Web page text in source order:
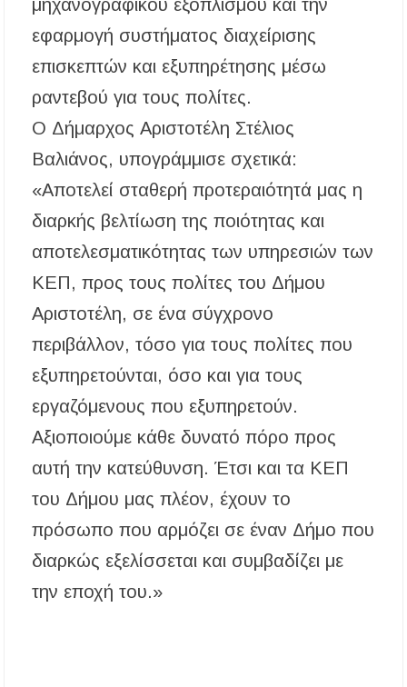
μηχανογραφικού εξοπλισμού και την
εφαρμογή συστήματος διαχείρισης
επισκεπτών και εξυπηρέτησης μέσω
ραντεβού για τους πολίτες.
Ο Δήμαρχος Αριστοτέλη Στέλιος
Βαλιάνος, υπογράμμισε σχετικά:
«Αποτελεί σταθερή προτεραιότητά μας η
διαρκής βελτίωση της ποιότητας και
αποτελεσματικότητας των υπηρεσιών των
ΚΕΠ, προς τους πολίτες του Δήμου
Αριστοτέλη, σε ένα σύγχρονο
περιβάλλον, τόσο για τους πολίτες που
εξυπηρετούνται, όσο και για τους
εργαζόμενους που εξυπηρετούν.
Αξιοποιούμε κάθε δυνατό πόρο προς
αυτή την κατεύθυνση. Έτσι και τα ΚΕΠ
του Δήμου μας πλέον, έχουν το
πρόσωπο που αρμόζει σε έναν Δήμο που
διαρκώς εξελίσσεται και συμβαδίζει με
την εποχή του.»